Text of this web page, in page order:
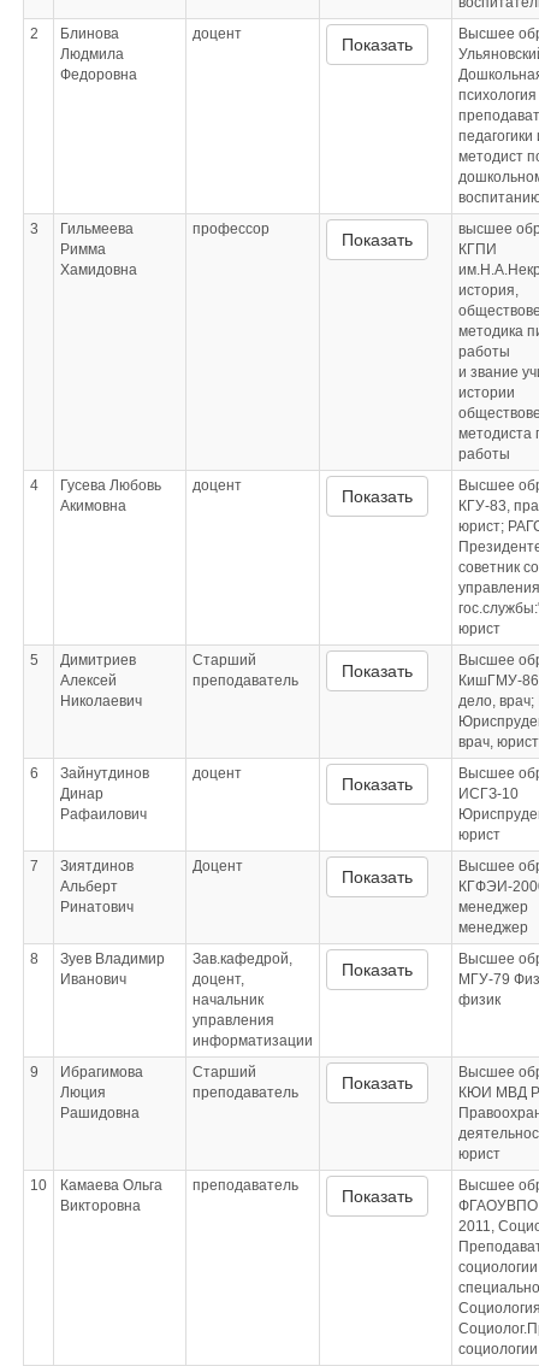
2
Блинова
Людмила
Федоровна
доцент
Показать
Высшее
психология
педагогики
методист
3
Гильмеева
Римма
Хамидовна
профессор
Показать
высшее
КГПИ
история,
методика
работы
и звание
истории
методиста
работы
4
Гусева Любовь
Акимовна
доцент
Показать
Высшее
КГУ-83,
юрист;
советник
юрист
5
Димитриев
Алексей
Николаевич
Старший
преподаватель
Показать
Высшее
КишГМУ-
дело,
врач, юрист
6
Зайнутдинов
Динар
Рафаилович
доцент
Показать
Высшее
ИСГЗ-10
юрист
7
Зиятдинов
Альберт
Ринатович
Доцент
Показать
Высшее
КГФЭИ-
менеджер
менеджер
8
Зуев Владимир
Иванович
Зав.кафедрой,
доцент,
начальник
управления
информатизации
Показать
Высшее
МГУ-79
физик
9
Ибрагимова
Люция
Рашидовна
Старший
преподаватель
Показать
Высшее
КЮИ МВД
юрист
10
Камаева Ольга
Викторовна
преподаватель
Показать
Высшее
ФГАОУВПО
2011,